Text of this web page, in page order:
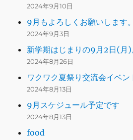
2024年9月10日
9月もよろしくお願いします
2024年9月3日
新学期はじまりの9月2日(月)
2024年8月26日
ワクワク夏祭り交流会イベン
2024年8月13日
9月スケジュール予定です
2024年8月13日
food